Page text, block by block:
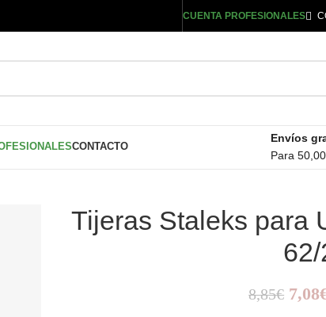
CUENTA PROFESIONALES
CONTACTO
Envíos
Para
Tijeras Staleks para
8,85€ 7,08